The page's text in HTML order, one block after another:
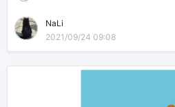
NaLi
2021/09/24 09:08